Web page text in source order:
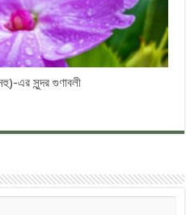
এর সুন্দর গুণাবলী